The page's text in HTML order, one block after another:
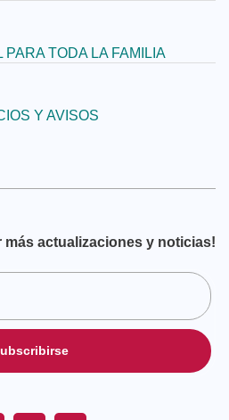
PARA TODA LA FAMILIA
Y AVISOS
más actualizaciones y noticias!